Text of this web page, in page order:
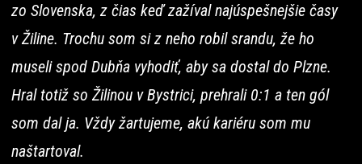
zo Slovenska, z čias keď zažíval najúspešnejšie časy
v Žiline. Trochu som si z neho robil srandu, že ho
museli spod Dubňa vyhodiť, aby sa dostal do Plzne.
Hral totiž so Žilinou v Bystrici, prehrali 0:1 a ten gól
som dal ja. Vždy žartujeme, akú kariéru som mu
naštartoval.